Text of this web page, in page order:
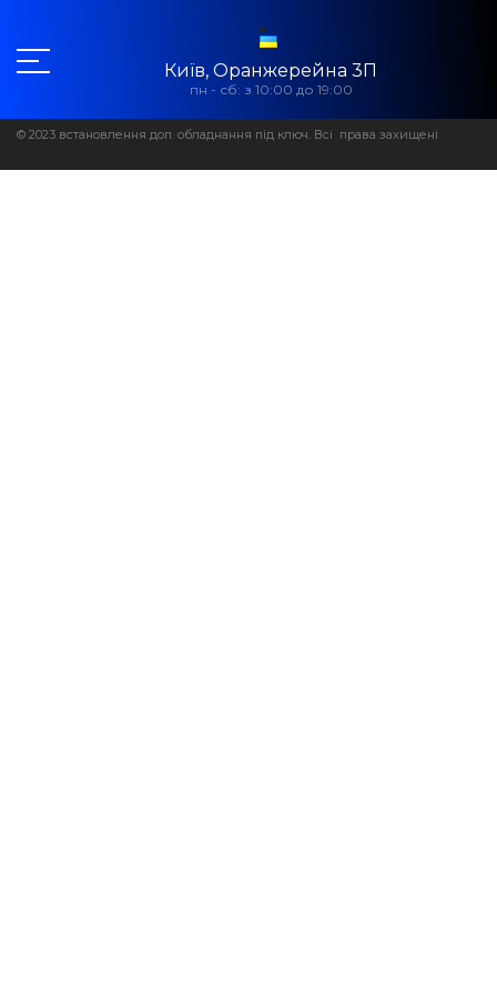
Київ, Оранжерейна 3П
пн - сб: з 10:00 до 19:00
© 2023 встановлення доп. обладнання під ключ. Всі права захищені